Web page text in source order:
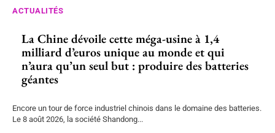
ACTUALITÉS
La Chine dévoile cette méga-usine à 1,4
milliard d’euros unique au monde et qui
n’aura qu’un seul but : produire des batteries
géantes
Encore un tour de force industriel chinois dans le domaine des batteries.
Le 8 août 2026, la société Shandong...